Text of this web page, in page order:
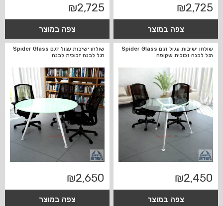
₪2,725
צפה במוצר
₪2,725
צפה במוצר
שולחן ישיבות עגול דגם Spider Glass
רגל לבנה זכוכית שקופה
₪2,450
צפה במוצר
שולחן ישיבות עגול דגם Spider Glass
רגל לבנה זכוכית לבנה
₪2,650
צפה במוצר